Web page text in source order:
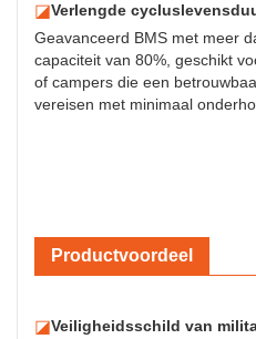
◪Verlengde
Geavanceerd BMS met meer
capaciteit van 80%, geschikt
of campers die een
vereisen met minimaal
Productvoordeel
◪Veiligheidsschild van